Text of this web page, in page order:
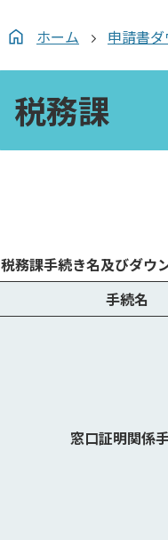
ホーム 申請書
税務課
税務課手続き名及びダウ
手続名
窓口証明関係